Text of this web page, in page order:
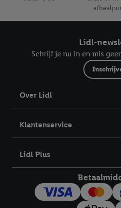
Lidl-
Schrijf je nu in en mis
Over Lidl
Klantenservice
Lidl Plus